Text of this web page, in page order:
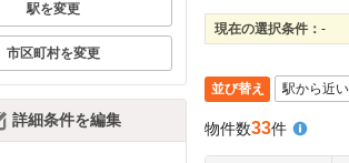
駅を変更
市区町村を変更
詳細条件を編集
現在の選択条件： -
並び替え
物件数33件